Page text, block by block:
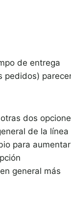
de entrega
pedidos)
dos
de la línea
para aumentar
general más